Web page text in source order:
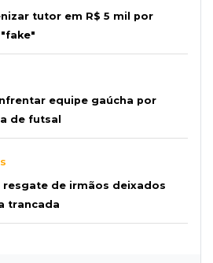
tutor em R$ 5 mil por
equipe gaúcha por
de futsal
resgate de irmãos deixados
trancada